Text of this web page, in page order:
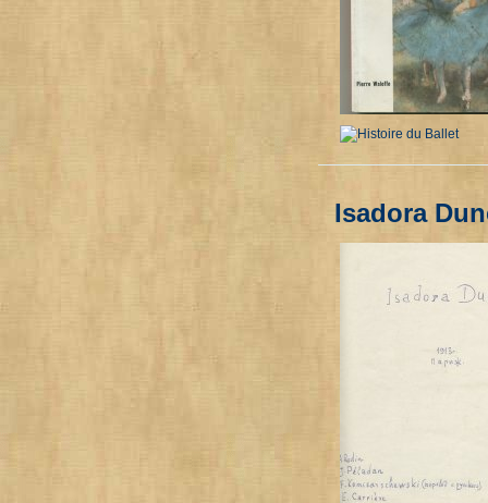
Isadora